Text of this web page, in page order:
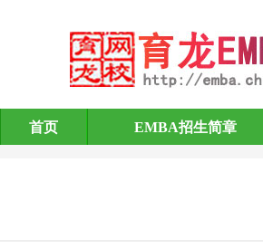
EMBA招生简章
首页 EMBA招生简章